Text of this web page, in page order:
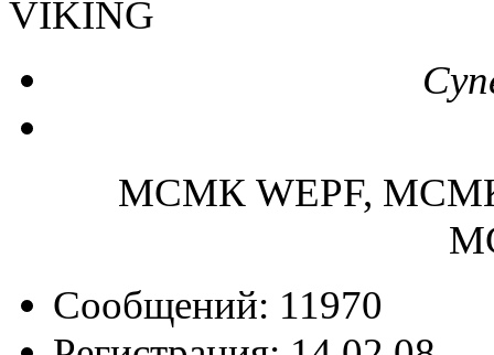
VIKING
МСМК WEPF,
Сообщений: 11970